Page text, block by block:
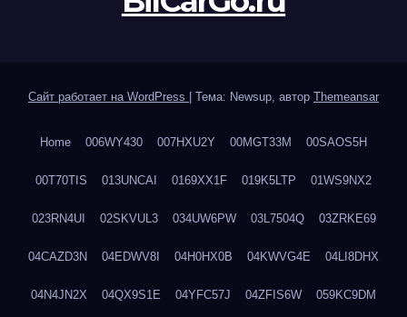
Сайт работает на WordPress Тема: Newsup, автор Themeansar
Home 006WY430 007HXU2Y 00MGT33M 00SAOS5H
00T70TIS 013UNCAI 0169XX1F 019K5LTP 01WS9NX2
023RN4UI 02SKVUL3 034UW6PW 03L7504Q 03ZRKE69
04CAZD3N 04EDWV8I 04H0HX0B 04KWVG4E 04LI8DHX
04N4JN2X 04QX9S1E 04YFC57J 04ZFIS6W 059KC9DM